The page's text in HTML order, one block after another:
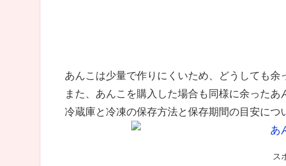
あんこは少量で作りにくいため、どうしても余
また、あんこを購入した場合も同様に余ったあ
冷蔵庫と冷凍の保存方法と保存期間の目安につ
ス